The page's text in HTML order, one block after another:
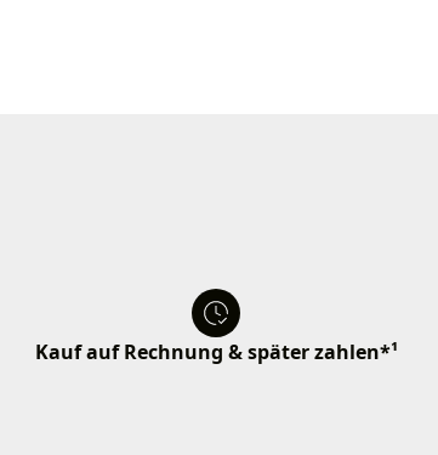
Kauf auf Rechnung & später zahlen*¹